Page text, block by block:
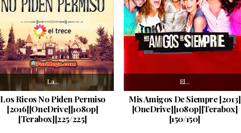
La…
Los Ricos No Piden Permiso
[2016][OneDrive][1080p]
[Terabox][225/225]
El…
Mis Amigos De Siempre [2013]
[OneDrive][1080p][Terabox]
[150/150]